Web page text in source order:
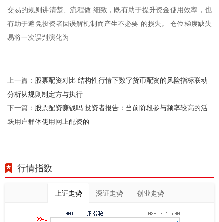
交易的规则讲清楚、流程做 细致，既有助于提升资金使用效率，也
有助于避免投资者因误解机制而产生不必要 的损失。 仓位梯度缺失
易将一次误判演化为
上一篇： 股票配资对比 结构性行情下数字货币配资的风险指标联动
分析从规则制定方与执行
下一篇： 股票配资赚钱吗 投资者报告：当前阶段参与频率较高的活
跃用户群体使用网上配资的
行情指数
上证走势 深证走势 创业走势